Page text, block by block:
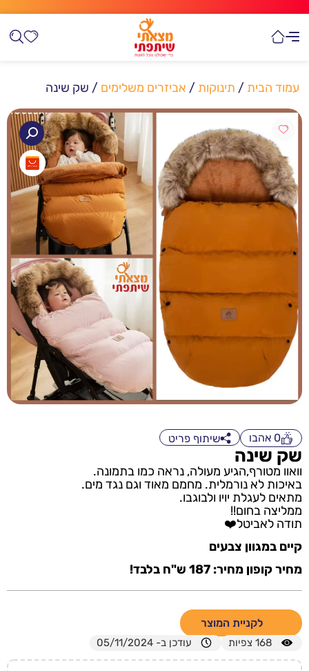
עמוד הבית / תינוקות / אביזרים משלימים / שק שינה
0 אהבו שיתוף פריט
שק שינה
וואוו מטורף,הגיע מעולה, נראה כמו בתמונה.
באיכות לא נורמלית. מחמם מאוד וגם נגד מים.
מתאים לעגלת יויו ולבוגבו.
ממליצה בחום!!
תודה לאביטל❤️
קיים במגוון צבעים
מחיר קופון מחיר: 187 ש"ח בלבד!
לקניית המוצר
168 צפיות עודכן ב- 05/11/2024